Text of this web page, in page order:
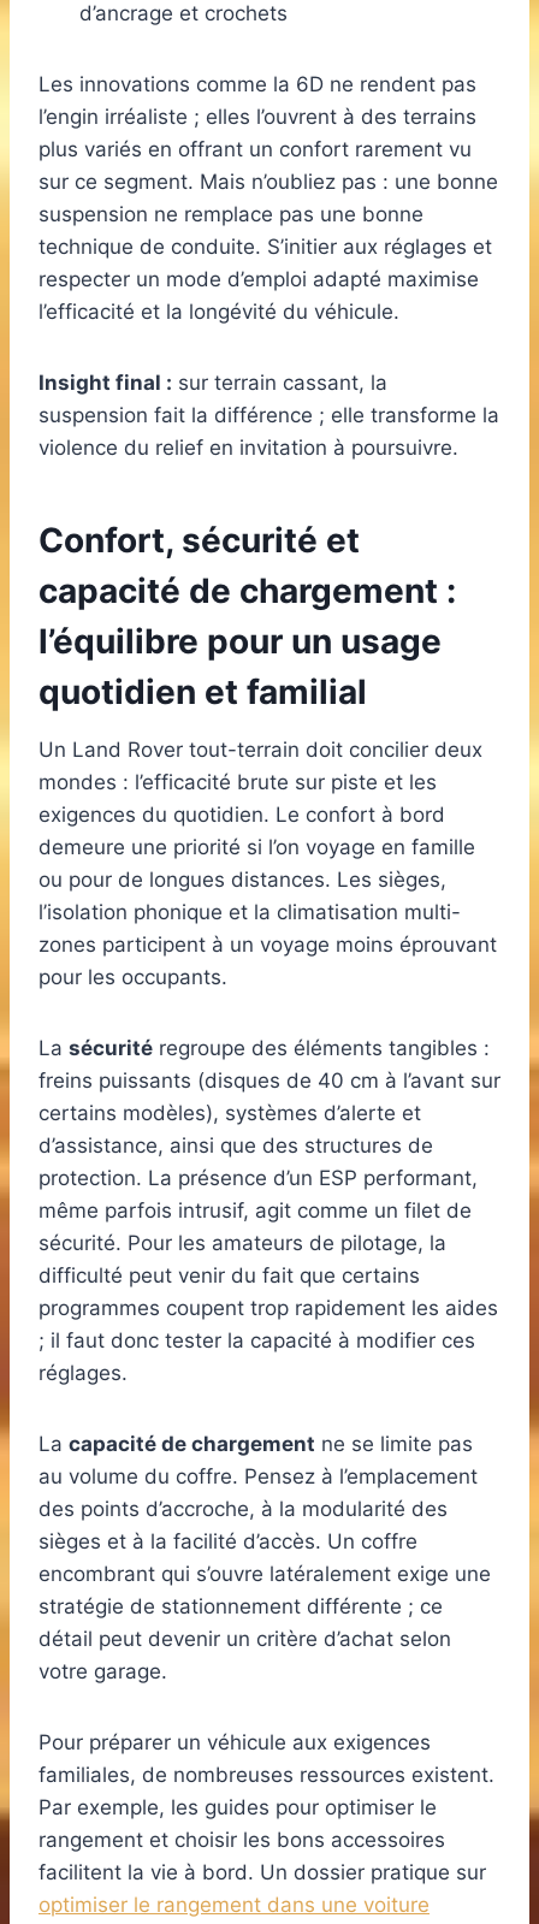
d’ancrage et crochets
Les innovations comme la 6D ne rendent pas
l’engin irréaliste ; elles l’ouvrent à des terrains
plus variés en offrant un confort rarement vu
sur ce segment. Mais n’oubliez pas : une bonne
suspension ne remplace pas une bonne
technique de conduite. S’initier aux réglages et
respecter un mode d’emploi adapté maximise
l’efficacité et la longévité du véhicule.
Insight final : sur terrain cassant, la
suspension fait la différence ; elle transforme la
violence du relief en invitation à poursuivre.
Confort, sécurité et
capacité de chargement :
l’équilibre pour un usage
quotidien et familial
Un Land Rover tout-terrain doit concilier deux
mondes : l’efficacité brute sur piste et les
exigences du quotidien. Le confort à bord
demeure une priorité si l’on voyage en famille
ou pour de longues distances. Les sièges,
l’isolation phonique et la climatisation multi-
zones participent à un voyage moins éprouvant
pour les occupants.
La sécurité regroupe des éléments tangibles :
freins puissants (disques de 40 cm à l’avant sur
certains modèles), systèmes d’alerte et
d’assistance, ainsi que des structures de
protection. La présence d’un ESP performant,
même parfois intrusif, agit comme un filet de
sécurité. Pour les amateurs de pilotage, la
difficulté peut venir du fait que certains
programmes coupent trop rapidement les aides
; il faut donc tester la capacité à modifier ces
réglages.
La capacité de chargement ne se limite pas
au volume du coffre. Pensez à l’emplacement
des points d’accroche, à la modularité des
sièges et à la facilité d’accès. Un coffre
encombrant qui s’ouvre latéralement exige une
stratégie de stationnement différente ; ce
détail peut devenir un critère d’achat selon
votre garage.
Pour préparer un véhicule aux exigences
familiales, de nombreuses ressources existent.
Par exemple, les guides pour optimiser le
rangement et choisir les bons accessoires
facilitent la vie à bord. Un dossier pratique sur
optimiser le rangement dans une voiture